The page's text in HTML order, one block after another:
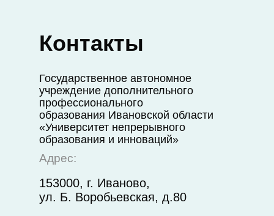
Государственное автономное
учреждение дополнительного
профессионального
образования Ивановской области
«Университет непрерывного
образования и инноваций»
Адрес:
153000, г. Иваново,
ул. Б. Воробьевская, д.80
Контакты